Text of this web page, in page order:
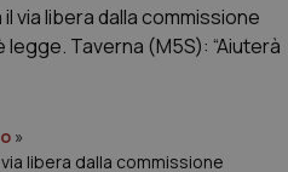
»
libera dalla commissione